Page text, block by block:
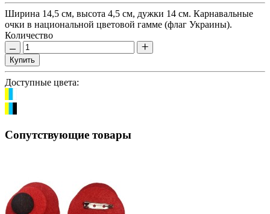
Ширина 14,5 см, высота 4,5 см, дужки 14 см. Карнавальные
очки в национальной цветовой гамме (флаг Украины).
Количество
Купить
Доступные цвета:
Сопутствующие товары